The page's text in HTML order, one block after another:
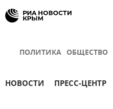
ПОЛИТИКА ОБЩЕСТВО
НОВОСТИ ПРЕСС-ЦЕНТР